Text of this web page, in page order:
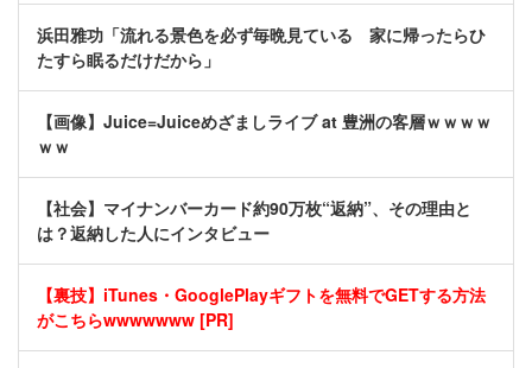
浜田雅功「流れる景色を必ず毎晩見ている 家に帰ったらひ
たすら眠るだけだから」
【画像】Juice=Juiceめざましライブ at 豊洲の客層ｗｗｗｗ
ｗｗ
【社会】マイナンバーカード約90万枚“返納”、その理由と
は？返納した人にインタビュー
【裏技】iTunes・GooglePlayギフトを無料でGETする方法
がこちらwwwwwww [PR]